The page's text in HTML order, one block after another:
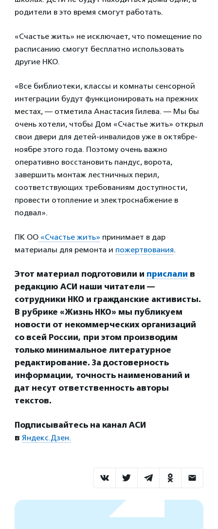
родители в это время смогут работать.
«Счастье жить» не исключает, что помещение по
расписанию смогут бесплатно использовать
другие НКО.
«Все библиотеки, классы и комнаты сенсорной
интеграции будут функционировать на прежних
местах, — отметила Анастасия Гилева. — Мы бы
очень хотели, чтобы Дом «Счастье жить» открыл
свои двери для детей-инвалидов уже в октябре-
ноябре этого года. Поэтому очень важно
оперативно восстановить пандус, ворота,
завершить монтаж лестничных перил,
соответствующих требованиям доступности,
провести отопление и электроснабжение в
подвал».
ПК ОО «Счастье жить» принимает в дар
материалы для ремонта и пожертвования.
Этот материал подготовили и прислали в
редакцию АСИ наши читатели —
сотрудники НКО и гражданские активисты.
В рубрике «Жизнь НКО» мы публикуем
новости от некоммерческих организаций
со всей России, при этом производим
только минимальное литературное
редактирование. За достоверность
информации, точность наименований и
дат несут ответственность авторы
текстов.
Подписывайтесь на канал АСИ
в Яндекс.Дзен.